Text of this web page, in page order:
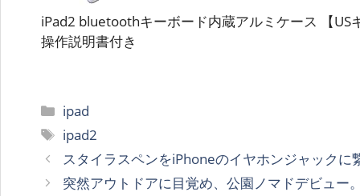
iPad2 bluetoothキーボード内蔵アルミケース 【US
操作説明書付き
カ
テ
ゴ
リ
ー
ipad
タ
グ
ipad2
スタイラスペンをiPhoneのイヤホンジャックに
突然アウトドアに目覚め、公園ノマドデビュー